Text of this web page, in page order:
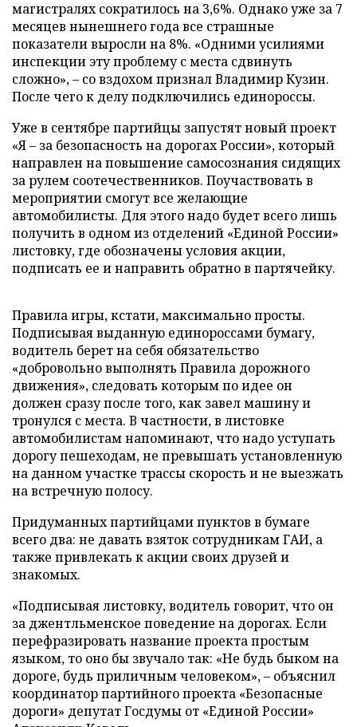
магистралях сократилось на 3,6%. Однако уже за 7
месяцев нынешнего года все страшные
показатели выросли на 8%. «Одними усилиями
инспекции эту проблему с места сдвинуть
сложно», – со вздохом признал Владимир Кузин.
После чего к делу подключились единороссы.
Уже в сентябре партийцы запустят новый проект
«Я – за безопасность на дорогах России», который
направлен на повышение самосознания сидящих
за рулем соотечественников. Поучаствовать в
мероприятии смогут все желающие
автомобилисты. Для этого надо будет всего лишь
получить в одном из отделений «Единой России»
листовку, где обозначены условия акции,
подписать ее и направить обратно в партячейку.
Правила игры, кстати, максимально просты.
Подписывая выданную единороссами бумагу,
водитель берет на себя обязательство
«добровольно выполнять Правила дорожного
движения», следовать которым по идее он
должен сразу после того, как завел машину и
тронулся с места. В частности, в листовке
автомобилистам напоминают, что надо уступать
дорогу пешеходам, не превышать установленную
на данном участке трассы скорость и не выезжать
на встречную полосу.
Придуманных партийцами пунктов в бумаге
всего два: не давать взяток сотрудникам ГАИ, а
также привлекать к акции своих друзей и
знакомых.
«Подписывая листовку, водитель говорит, что он
за джентльменское поведение на дорогах. Если
перефразировать название проекта простым
языком, то оно бы звучало так: «Не будь быком на
дороге, будь приличным человеком», – объяснил
координатор партийного проекта «Безопасные
дороги» депутат Госдумы от «Единой России»